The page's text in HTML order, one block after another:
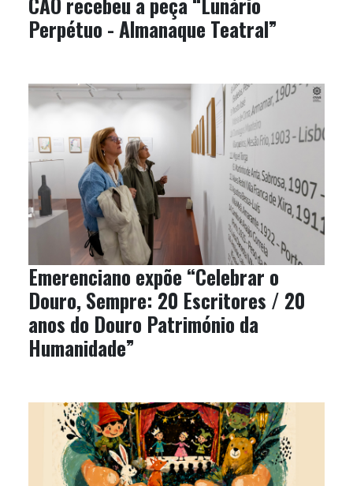
Perpétuo - Almanaque Teatral”
Emerenciano expõe “Celebrar o
Douro, Sempre: 20 Escritores / 20
anos do Douro Património da
Humanidade”